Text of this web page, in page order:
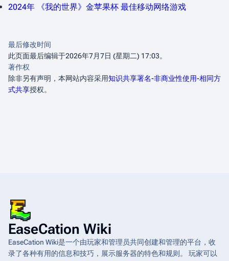
2024年 《我的世界》金苹果杯 最佳移动网络游戏
最后修改时间
此页面最后编辑于2026年7月7日 (星期二) 17:03。
著作权
除非另有声明，本网站内容采用知识共享署名-非商业性使用-相同方
式共享授权。
EaseCation Wiki
EaseCation Wiki是一个由玩家和管理员共同创建和管理的平台，收
录了各种有用的信息和技巧，展示服务器的特色和规则。 玩家可以